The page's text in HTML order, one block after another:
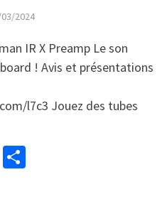
2024
IR X Preamp Le son
! Avis et présentations
l7c3 Jouez des tubes
Partager